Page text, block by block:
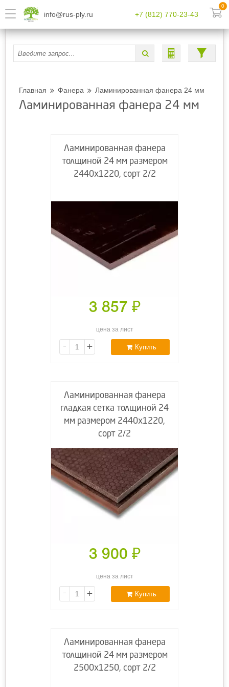
info@rus-ply.ru +7 (812) 770-23-43
0
Главная Фанера Ламинированная фанера 24 мм
Ламинированная фанера 24 мм
Ламинированная фанера
толщиной 24 мм размером
2440х1220, сорт 2/2
3 857 ₽
цена за лист
- + Купить
Ламинированная фанера
гладкая сетка толщиной 24
мм размером 2440х1220,
сорт 2/2
3 900 ₽
цена за лист
- + Купить
Ламинированная фанера
толщиной 24 мм размером
2500х1250, сорт 2/2